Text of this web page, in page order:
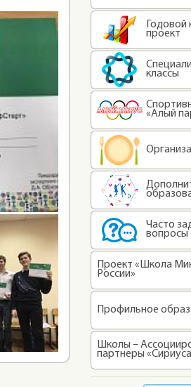
Годовой
проект
классы
«Алый
Часто
вопросы
Проект «Школа
России»
Профильное
Школы –
партнеры